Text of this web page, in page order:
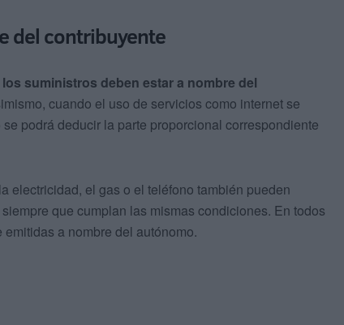
del contribuyente
suministros deben estar a nombre del
cuando el uso de servicios como internet se
podrá deducir la parte proporcional correspondiente
electricidad, el gas o el teléfono también pueden
que cumplan las mismas condiciones. En todos
a nombre del autónomo.